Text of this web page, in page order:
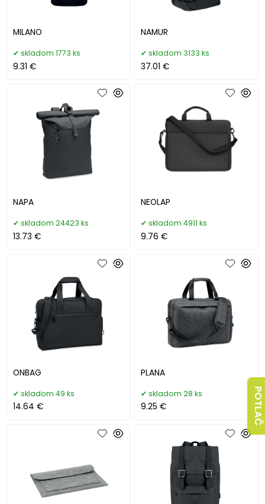
MILANO
skladom 1773 ks
9.31 €
NAMUR
skladom 3133 ks
37.01 €
NAPA
skladom 24423 ks
13.73 €
NEOLAP
skladom 4911 ks
9.76 €
ONBAG
skladom 49 ks
14.64 €
PLANA
skladom 28 ks
9.25 € POTLAČ